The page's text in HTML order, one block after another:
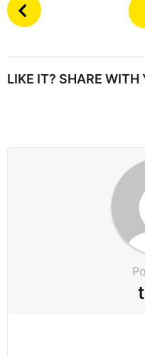
o
P
LIKE IT? SHARE WITH